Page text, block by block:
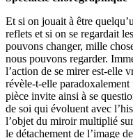
Et si on jouait à être
reflets et si on se regardait
pouvons changer, mille
nous pouvons regarder.
l’action de se mirer est-elle
révèle-t-elle paradoxalement
pièce invite ainsi à se
de soi qui évoluent avec
l’objet du miroir multiplié
le détachement de l’image